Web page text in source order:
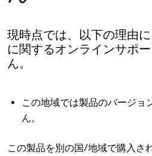
現時点では、以下の理由
に関するオンラインサポ
ん。
この地域では製品のバージョ
ん。
この製品を別の国/地域で購入さ